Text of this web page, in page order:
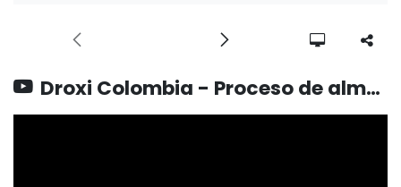
Droxi Colombia - Proceso de almacenamiento en establecimiento Farmacéutico